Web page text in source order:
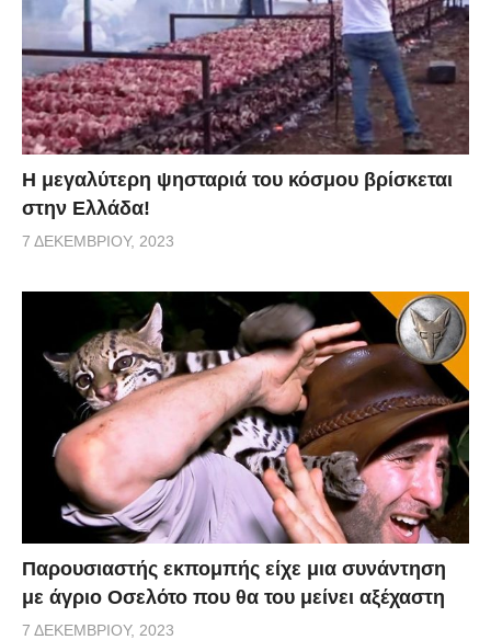
Η μεγαλύτερη ψησταριά του κόσμου βρίσκεται
στην Ελλάδα!
7 ΔΕΚΕΜΒΡΊΟΥ, 2023
Παρουσιαστής εκπομπής είχε μια συνάντηση
με άγριο Οσελότο που θα του μείνει αξέχαστη
7 ΔΕΚΕΜΒΡΊΟΥ, 2023